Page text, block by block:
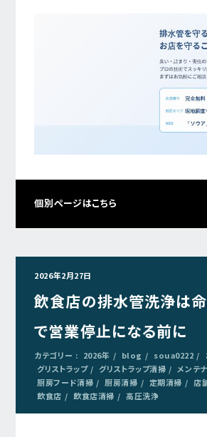
個別ページはこちら
2026年2月27日
飲食店の排水管洗浄は
で営業停止になる前に
カテゴリー : 2026年 blog soua0222
グリストラップ
グリストラップ清掃 メンテ
厨房フード清掃
厨房清掃 定期清掃 店
飲食店
飲食店清掃 高圧洗浄